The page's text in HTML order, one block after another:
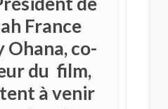
France
Ohana,co-
du film,
à venir